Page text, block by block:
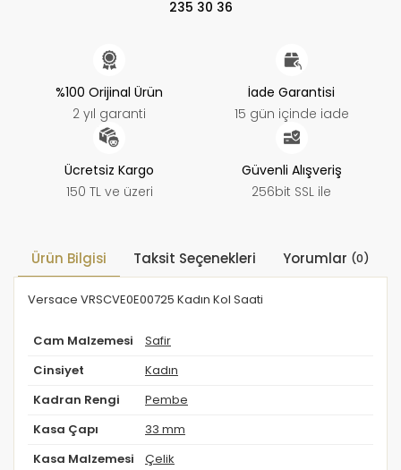
235 30 36
%100 Orijinal Ürün
2 yıl garanti
İade Garantisi
15 gün içinde iade
Ücretsiz Kargo
150 TL ve üzeri
Güvenli Alışveriş
256bit SSL ile
Ürün Bilgisi Taksit Seçenekleri Yorumlar (0)
Versace VRSCVE0E00725 Kadın Kol Saati
Cam Malzemesi Safir
Cinsiyet Kadın
Kadran Rengi Pembe
Kasa Çapı 33 mm
Kasa Malzemesi Çelik